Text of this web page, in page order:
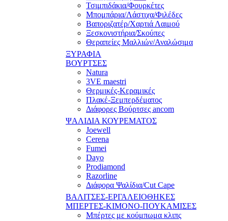
Τσιμπιδάκια/Φουρκέτες
Μπομπάρια/Λάστιχα/Φιλέδες
Βαποριζατέρ/Χαρτιά Λαιμού
Ξεσκονιστήρια/Σκούπες
Θεραπείες Μαλλιών/Αναλώσιμα
ΞΥΡΑΦΙΑ
ΒΟΥΡΤΣΕΣ
Natura
3VE maestri
Θερμικές-Κεραμικές
Πλακέ-Ξεμπερδέματος
Διάφορες Βούρτσες ancom
ΨΑΛΙΔΙΑ ΚΟΥΡΕΜΑΤΟΣ
Joewell
Cerena
Fumei
Dayo
Prodiamond
Razorline
Διάφορα Ψαλίδια/Cut Cape
ΒΑΛΙΤΣΕΣ-ΕΡΓΑΛΕΙΟΘΗΚΕΣ
ΜΠΕΡΤΕΣ-ΚΙΜΟΝΟ-ΠΟΥΚΑΜΙΣΕΣ
Μπέρτες με κούμπωμα κλιπς